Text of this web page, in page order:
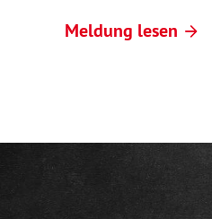
Meldung lesen